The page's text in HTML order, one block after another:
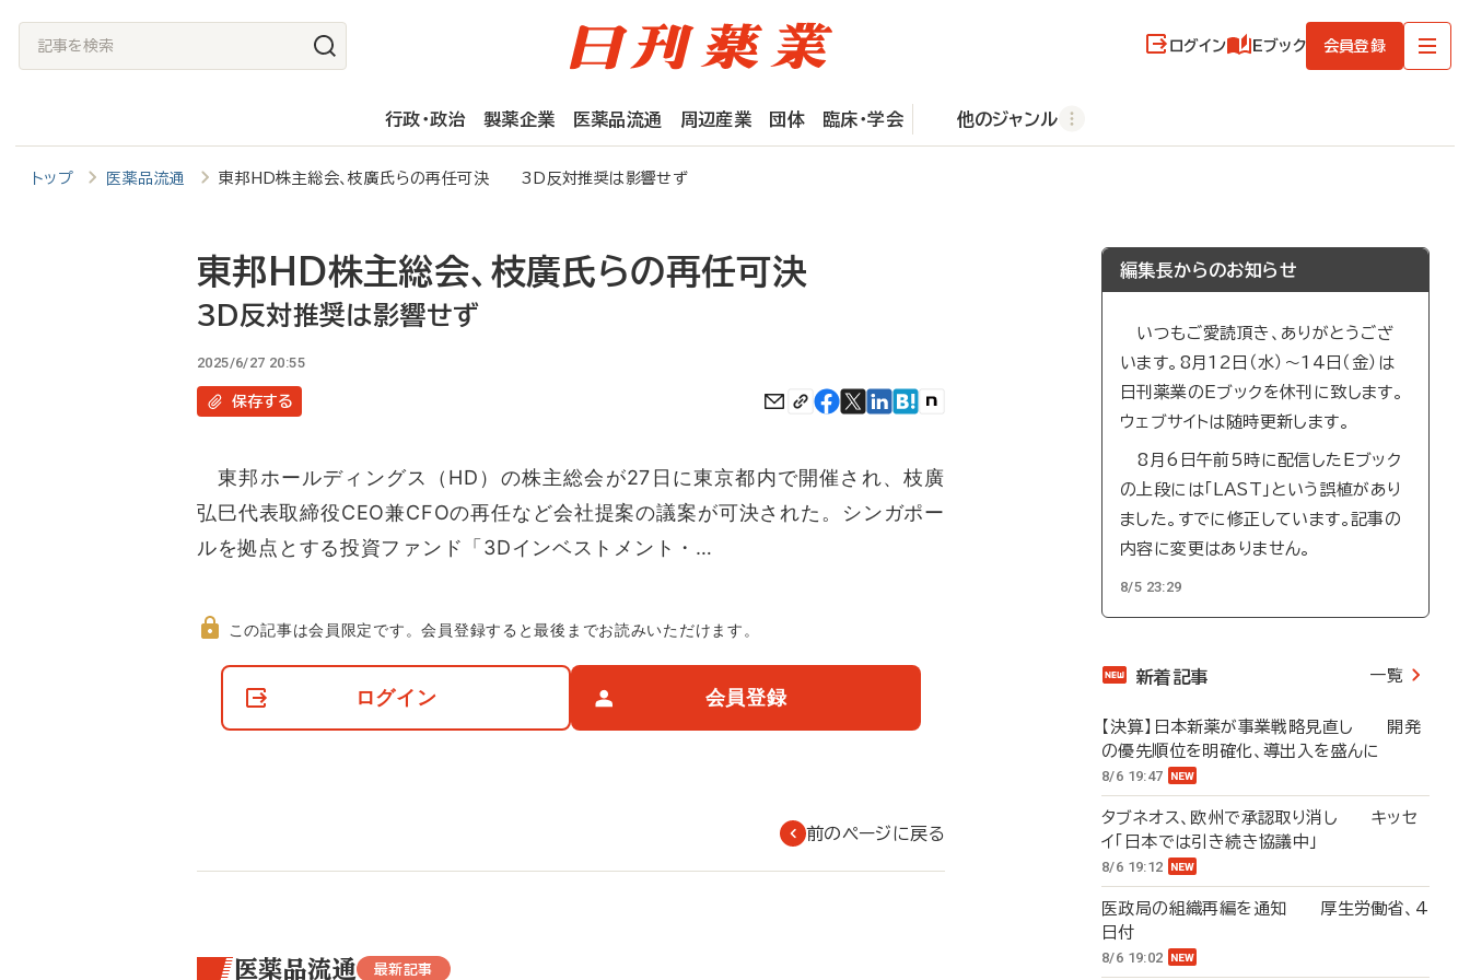
記
事
検
索
ログイン Eブック 会員登録
行政・政治 製薬企業 医薬品流通 周辺産業 団体 臨床・学会 他のジャンル
トップ 医薬品流通 東邦HD株主総会、枝廣氏らの再任可決 3D反対推奨は影響せず
東邦HD株主総会、枝廣氏らの再任可決
3D反対推奨は影響せず
2025/6/27 20:55
保存する
東邦ホールディングス（HD）の株主総会が27日に東京都内で開催され、枝廣
弘巳代表取締役CEO兼CFOの再任など会社提案の議案が可決された。シンガポー
ルを拠点とする投資ファンド「3Dインベストメント・…
て
この記事は会員限定です。会員登録すると最後までお読みいただけます。
ログイン 会員登録
前のページに戻る
医薬品流通 最新記事
編集長からのお知らせ
いつもご愛読頂き、ありがとうござ
います。8月12日（水）～14日（金）は
日刊薬業のEブックを休刊に致します。
ウェブサイトは随時更新します。
8月6日午前5時に配信したEブック
の上段には「LAST」という誤植があり
ました。すでに修正しています。記事の
内容に変更はありません。
8/5 23:29
新着記事 一覧
【決算】日本新薬が事業戦略見直し 開発
の優先順位を明確化、導出入を盛んに
8/6 19:47
タブネオス、欧州で承認取り消し キッセ
イ「日本では引き続き協議中」
8/6 19:12
医政局の組織再編を通知 厚生労働省、4
日付
8/6 19:02